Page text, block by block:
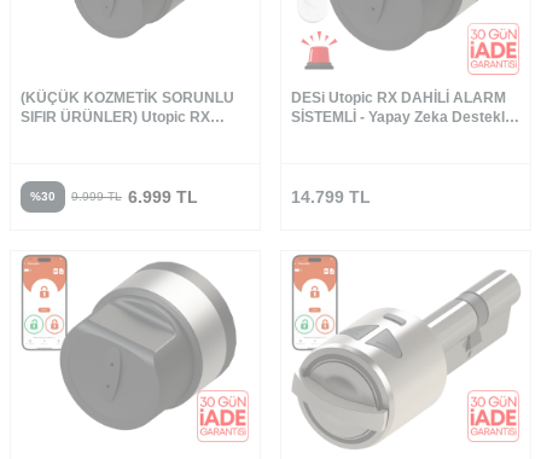
(KÜÇÜK KOZMETİK SORUNLU
SIFIR ÜRÜNLER) Utopic RX
%30 9.999TL 6.999 TL
DESi Utopic RX DAHİLİ ALARM
SİSTEMLİ - Yapay Zeka Destekli
14.799 TL